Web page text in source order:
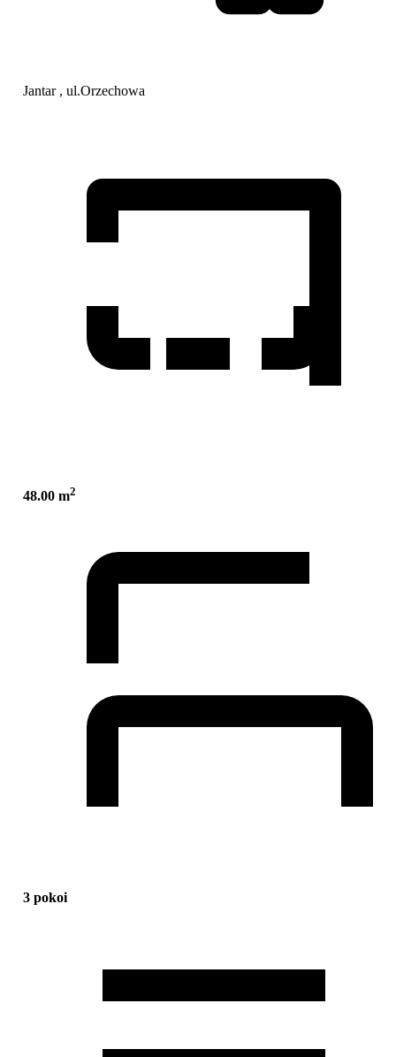
Jantar , ul.Orzechowa
48.00 m2
3 pokoi